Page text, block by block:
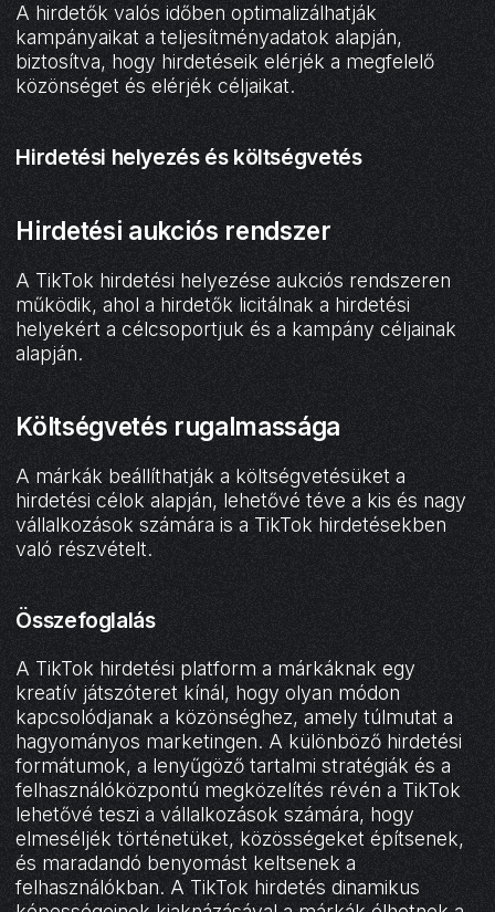
A hirdetők valós időben optimalizálhatják
kampányaikat a teljesítményadatok alapján,
biztosítva, hogy hirdetéseik elérjék a megfelelő
közönséget és elérjék céljaikat.
Hirdetési helyezés és költségvetés
Hirdetési aukciós rendszer
A TikTok hirdetési helyezése aukciós rendszeren
működik, ahol a hirdetők licitálnak a hirdetési
helyekért a célcsoportjuk és a kampány céljainak
alapján.
Költségvetés rugalmassága
A márkák beállíthatják a költségvetésüket a
hirdetési célok alapján, lehetővé téve a kis és nagy
vállalkozások számára is a TikTok hirdetésekben
való részvételt.
Összefoglalás
A TikTok hirdetési platform a márkáknak egy
kreatív játszóteret kínál, hogy olyan módon
kapcsolódjanak a közönséghez, amely túlmutat a
hagyományos marketingen. A különböző hirdetési
formátumok, a lenyűgöző tartalmi stratégiák és a
felhasználóközpontú megközelítés révén a TikTok
lehetővé teszi a vállalkozások számára, hogy
elmeséljék történetüket, közösségeket építsenek,
és maradandó benyomást keltsenek a
felhasználókban. A TikTok hirdetés dinamikus